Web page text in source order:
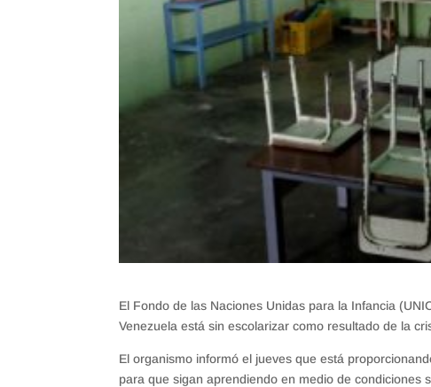
El Fondo de las Naciones Unidas para la Infancia
Venezuela está sin escolarizar como resultado de la
El organismo informó el jueves que está
para que sigan aprendiendo en medio de condiciones